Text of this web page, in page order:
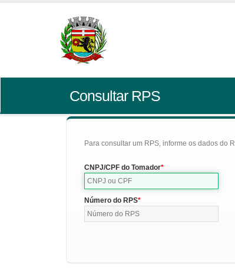
Consultar RPS
Para consultar um RPS, informe os dados do
CNPJ/CPF do Tomador
Número do RPS